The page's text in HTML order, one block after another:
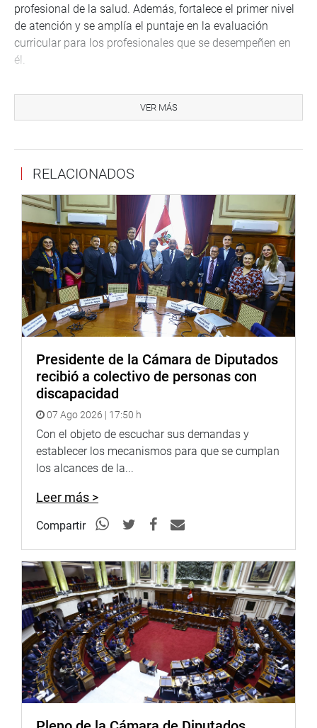
profesional de la salud. Además, fortalece el primer nivel
de atención y se amplía el puntaje en la evaluación
curricular para los profesionales que se desempeñen en
él.
consolidación de la iniciativa, pero resaltó que es
necesario la reestructura del Consejo Nacional de
La propuesta fue exonerada de segunda votación, con 88
votos a favor, por lo cual su autógrafa será remitida al
Poder Ejecutivo, para su promulgación.
OFICINA DE COMUNICACIONES
VER MÁS
RELACIONADOS
Presidente de la Cámara de Diputados
recibió a colectivo de personas con
discapacidad
07 Ago 2026 | 17:50 h
Con el objeto de escuchar sus demandas y
establecer los mecanismos para que se cumplan
los alcances de la...
Leer más >
Compartir